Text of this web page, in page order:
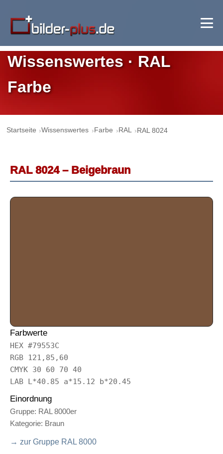
Wissenswertes · RAL
Farbe
Startseite Wissenswertes Farbe RAL RAL 8024
RAL 8024 – Beigebraun
Farbwerte
HEX #79553C
RGB 121,85,60
CMYK 30 60 70 40
LAB L*40.85 a*15.12 b*20.45
Einordnung
Gruppe: RAL 8000er
Kategorie: Braun
→ zur Gruppe RAL 8000